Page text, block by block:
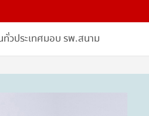
วประเทศมอบ รพ.สนาม